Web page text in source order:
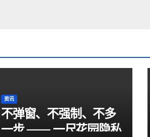
资讯
不弹窗、不强制、不多
一步 —— 一尺花园隐私